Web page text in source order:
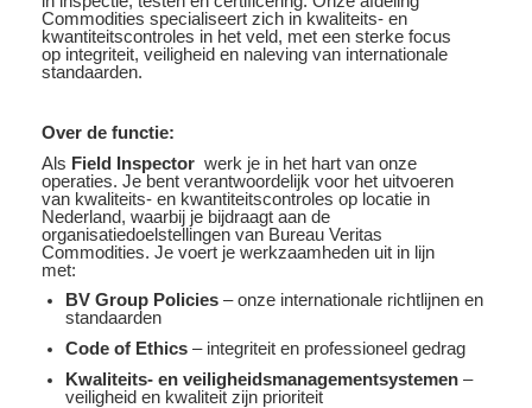
Commodities specialiseert zich in kwaliteits- en
kwantiteitscontroles in het veld, met een sterke focus
op integriteit, veiligheid en naleving van internationale
standaarden.
Over de functie:
Als Field Inspector werk je in het hart van onze
operaties. Je bent verantwoordelijk voor het uitvoeren
van kwaliteits- en kwantiteitscontroles op locatie in
Nederland, waarbij je bijdraagt aan de
organisatiedoelstellingen van Bureau Veritas
Commodities. Je voert je werkzaamheden uit in lijn
met:
BV Group Policies – onze internationale richtlijnen en
standaarden
Code of Ethics – integriteit en professioneel gedrag
Kwaliteits- en veiligheidsmanagementsystemen –
veiligheid en kwaliteit zijn prioriteit